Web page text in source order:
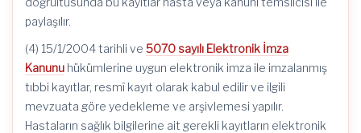
paylaşılır.
(4) 15/1/2004 tarihli ve 5070 sayılı Elektronik İmza
Kanunu hükümlerine uygun elektronik imza ile imzalanmış
tıbbi kayıtlar, resmî kayıt olarak kabul edilir ve ilgili
mevzuata göre yedekleme ve arşivlemesi yapılır.
Hastaların sağlık bilgilerine ait gerekli kayıtların elektronik